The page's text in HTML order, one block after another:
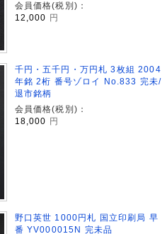
会員価格(税別)：
12,000
円
千円・五千円・万円札 3枚組 2004
年銘 2桁 番号ゾロイ No.833 完未/
退市銘柄
会員価格(税別)：
18,000 円
野口英世 1000円札 国立印刷局 早
番 YV000015N 完未品